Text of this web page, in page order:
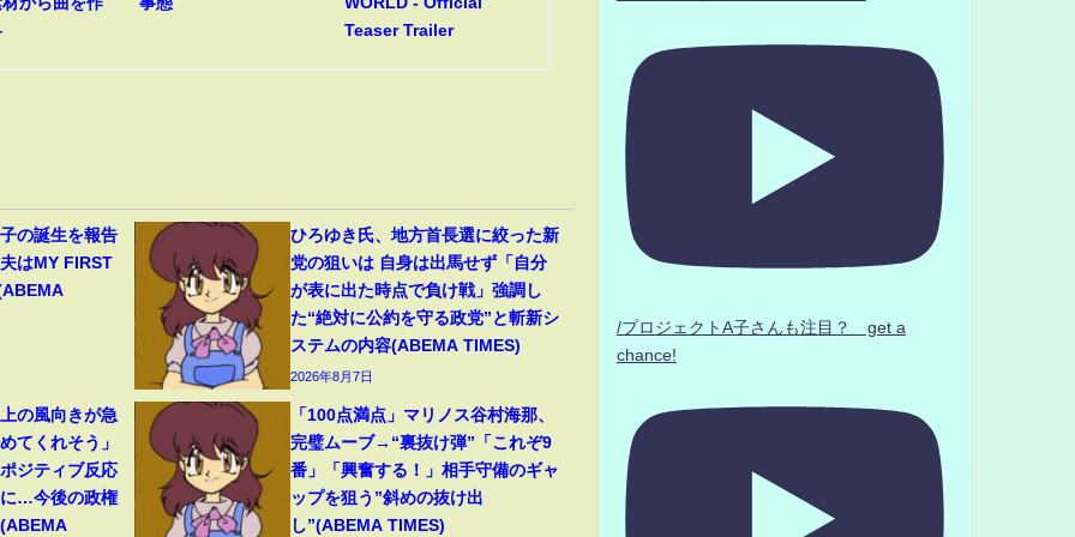
Teaser Trailer
の誕生を報告
はMY FIRST
ひろゆき氏、地方首長選に絞った新
党の狙いは 自身は出馬せず「自分
が表に出た時点で負け戦」強調し
た“絶対に公約を守る政党”と斬新シ
ステムの内容(ABEMA TIMES)
2026年8月7日
の風向きが急
てくれそう」
ジティブ反応
に…今後の政権
「100点満点」マリノス谷村海那、
完璧ムーブ→“裏抜け弾”「これぞ9
番」「興奮する！」相手守備のギャ
ップを狙う”斜めの抜け出
し”(ABEMA TIMES)
/プロジェクトA子さんも注目？ get a
chance!